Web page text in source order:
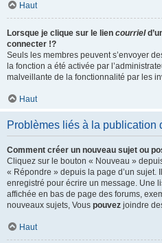
Haut
Lorsque je clique sur le lien courriel
connecter !?
Seuls les membres peuvent s’envoyer
la fonction a été activée par
malveillante de la fonctionnalité par les
Haut
Problèmes liés à la publication
Comment créer un nouveau sujet ou
Cliquez sur le bouton « Nouveau »
« Répondre » depuis la page d’un sujet.
enregistré pour écrire un message. Une
affichée en bas de page des forums,
nouveaux sujets, Vous pouvez joindre
Haut